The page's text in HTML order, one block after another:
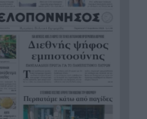
ιστορία του
που κλάπηκε το
και βρέθηκε μετά από 9
στην Κρήτη: Τουρίστας
πόσο να πληρώσει
ασελγήσει σε 10χρονο